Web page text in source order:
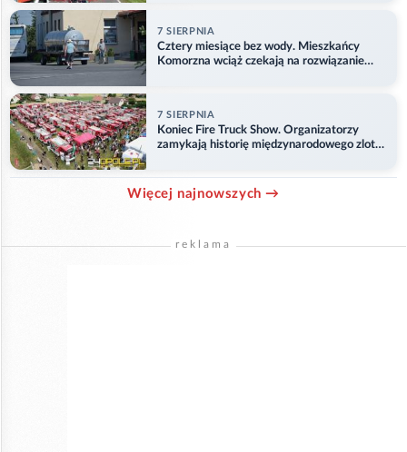
7 SIERPNIA
Cztery miesiące bez wody. Mieszkańcy
Komorzna wciąż czekają na rozwiązanie
7 SIERPNIA
Koniec Fire Truck Show. Organizatorzy
zamykają historię międzynarodowego zlotu
Więcej najnowszych →
reklama